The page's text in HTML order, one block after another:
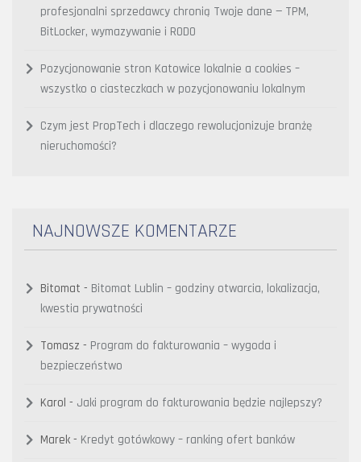
profesjonalni sprzedawcy chronią Twoje dane — TPM,
BitLocker, wymazywanie i RODO
Pozycjonowanie stron Katowice lokalnie a cookies –
wszystko o ciasteczkach w pozycjonowaniu lokalnym
Czym jest PropTech i dlaczego rewolucjonizuje branżę
nieruchomości?
NAJNOWSZE KOMENTARZE
Bitomat - Bitomat Lublin – godziny otwarcia, lokalizacja,
kwestia prywatności
Tomasz - Program do fakturowania – wygoda i
bezpieczeństwo
Karol - Jaki program do fakturowania będzie najlepszy?
Marek - Kredyt gotówkowy – ranking ofert banków